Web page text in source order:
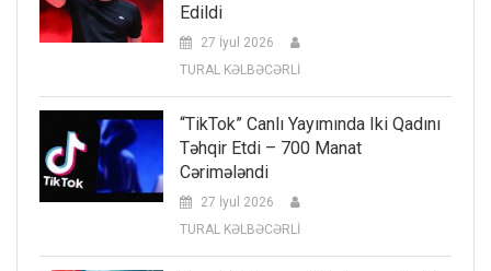
Edildi
27 İyul 2026
TURAL KƏLBƏCƏRLİ
“TikTok” Canlı Yayımında Iki Qadını
Təhqir Etdi – 700 Manat
Cərimələndi
27 İyul 2026
TURAL KƏLBƏCƏRLİ